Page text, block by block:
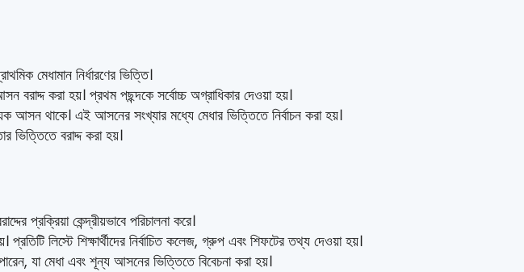
মেধামান নির্ধারণের ভিত্তি।
বরাদ্দ করা হয়। প্রথম পছন্দকে সর্বোচ্চ অগ্রাধিকার দেওয়া হয়।
আসন থাকে। এই আসনের সংখ্যার মধ্যে মেধার ভিত্তিতে নির্বাচন করা হয়।
বরাদ্দ করা হয়।
প্রক্রিয়া কেন্দ্রীয়ভাবে পরিচালনা করে।
লিস্টে শিক্ষার্থীদের নির্বাচিত কলেজ, গ্রুপ এবং শিফটের তথ্য দেওয়া হয়।
যা মেধা এবং শূন্য আসনের ভিত্তিতে বিবেচনা করা হয়।